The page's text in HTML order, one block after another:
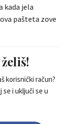
kada jela
pašteta zove
korisnički račun?
i uključi se u